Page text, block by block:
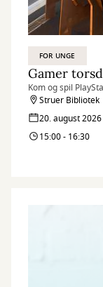
FOR UNGE
Gamer
Kom og spil
Struer Bibliotek
20. august 2026
15:00 - 16:30